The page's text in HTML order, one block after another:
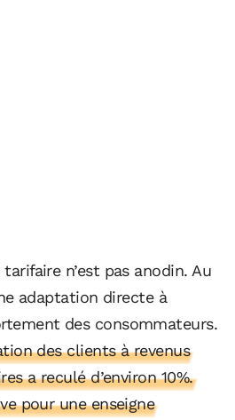
n’est pas anodin. Au
adaptation directe à
des consommateurs.
des clients à revenus
a reculé d’environ 10%.
pour une enseigne